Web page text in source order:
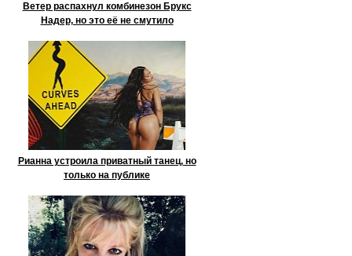
Ветер распахнул комбинезон Брукс
Надер, но это её не смутило
Рианна устроила приватный танец, но
только на публике